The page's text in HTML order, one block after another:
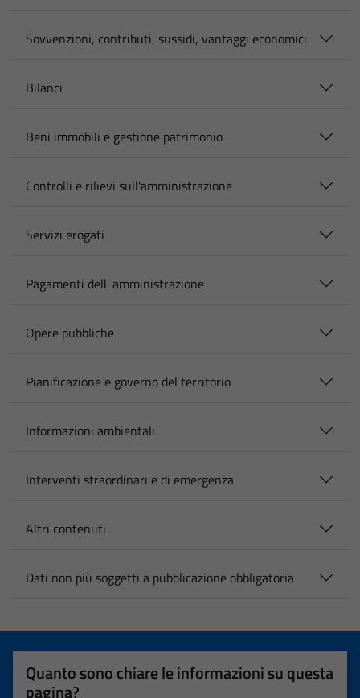
Sovvenzioni, contributi, sussidi, vantaggi economici
Bilanci
Beni immobili e gestione patrimonio
Controlli e rilievi sull'amministrazione
Servizi erogati
Pagamenti dell' amministrazione
Opere pubbliche
Pianificazione e governo del territorio
Informazioni ambientali
Interventi straordinari e di emergenza
Altri contenuti
Dati non più soggetti a pubblicazione obbligatoria
Quanto sono chiare le informazioni su questa
pagina?